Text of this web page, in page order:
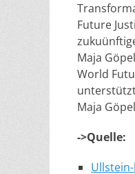
Future
Maja
World
Maja
->Quelle: